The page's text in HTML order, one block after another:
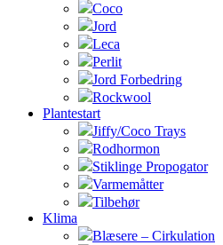
Coco
Jord
Leca
Perlit
Jord Forbedring
Rockwool
Plantestart
Jiffy/Coco Trays
Rodhormon
Stiklinge Propogator
Varmemåtter
Tilbehør
Klima
Blæsere – Cirkulation